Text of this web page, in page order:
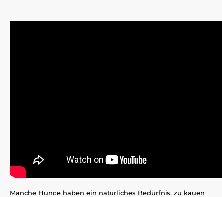
Manche Hunde haben ein natürliches Bedürfnis, zu kauen